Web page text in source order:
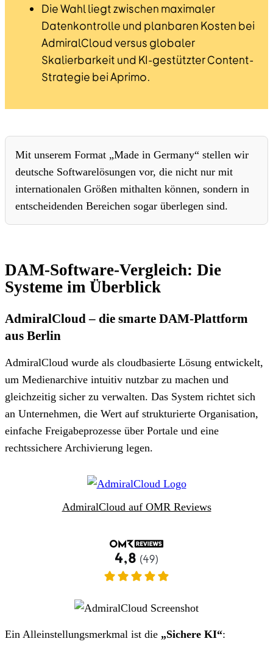
Die Wahl liegt zwischen maximaler
Datenkontrolle und planbaren Kosten bei
AdmiralCloud versus globaler
Skalierbarkeit und KI-gestützter Content-
Strategie bei Aprimo.
Mit unserem Format „Made in Germany“ stellen wir
deutsche Softwarelösungen vor, die nicht nur mit
internationalen Größen mithalten können, sondern in
entscheidenden Bereichen sogar überlegen sind.
DAM-Software-Vergleich: Die
Systeme im Überblick
AdmiralCloud – die smarte DAM-Plattform
aus Berlin
AdmiralCloud wurde als cloudbasierte Lösung entwickelt,
um Medienarchive intuitiv nutzbar zu machen und
gleichzeitig sicher zu verwalten. Das System richtet sich
an Unternehmen, die Wert auf strukturierte Organisation,
einfache Freigabeprozesse über Portale und eine
rechtssichere Archivierung legen.
AdmiralCloud auf OMR Reviews
Ein Alleinstellungsmerkmal ist die „Sichere KI“: